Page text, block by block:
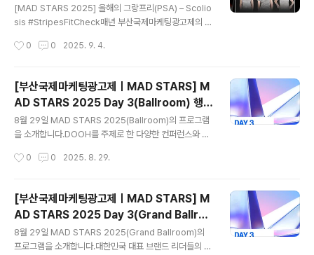
지했습니다. 과연 어떤 스토리와 아이디어로 심사위원들의
만장일치 선택을 받았을까요?함께 살펴보시죠! Uncle KF
[MAD STARS 2025] 올해의 그랑프리(PSA) – Scolio
sis #StripesFitCheck매년 부산국제마케팅광고제의 최
에는 제품 서비스 부문(Product & Service, P&S) 과 공
* Product & Service(P&S) 부문: SOLUTION / STR
ATEGY / DIVERSE INSIGHTS / VIDEO / PIVOT Gr
oup 中 최우수 1작품* PSA 부문: PSA Group 中 최우
수 1작품 MULLENLOWE TREYNA가 SCOLIOSIS PH
ILIPPINES와 함께한‘Scoliosis #StripesFitCheck’ 캠
0 0 2025. 9. 4.
[부산국제마케팅광고제ㅣMAD STARS] M
AD STARS 2025 Day 3(Ballroom) 행사
안내✨
8월 29일 MAD STARS 2025(Ballroom)의 프로그램
을 소개합니다.DOOH를 주제로 한 다양한 컨퍼런스와 함
노션) & 배형근(신세계프라퍼티)​◾13:30｜VIOOH의 Cal
｜LIVE BOARD Inc.의 Nakaba Karasawa◾15:00｜
박현(현대퓨처넷)​◾19:00｜클로징파티​​📅 MAD STARS
20252025년 8월 27일(수) ~ 8월 29일(금) ｜ 시그니
엘 부산 및 해운대 일원👉🏻MAD STARS 2025 홈페이지
바로 가기👈🏻
0 0 2025. 8. 29.
[부산국제마케팅광고제ㅣMAD STARS] M
AD STARS 2025 Day 3(Grand Ballroo
m) 행사 안내✨
8월 29일 MAD STARS 2025(Grand Ballroom)의
프로그램을 소개합니다.대한민국 대표 브랜드 리더들의 C